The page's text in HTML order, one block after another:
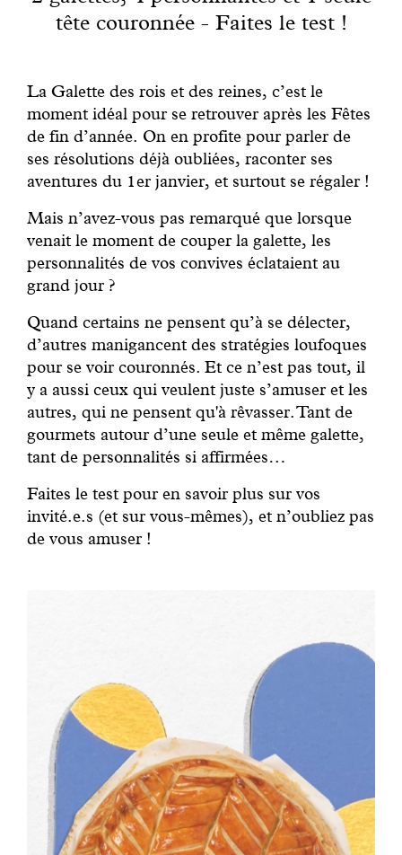
Engagé avec bon sens
Dandoy Family
Boutiques
Mon compte
E-Shop
tête couronnée - Faites le test !
La Galette des rois et des reines, c’est le
moment idéal pour se retrouver après les Fêtes
de fin d’année. On en profite pour parler de
ses résolutions déjà oubliées, raconter ses
aventures du 1er janvier, et surtout se régaler !
Mais n’avez-vous pas remarqué que lorsque
venait le moment de couper la galette, les
personnalités de vos convives éclataient au
grand jour ?
Quand certains ne pensent qu’à se délecter,
d’autres manigancent des stratégies loufoques
pour se voir couronnés. Et ce n’est pas tout, il
y a aussi ceux qui veulent juste s’amuser et les
autres, qui ne pensent qu'à rêvasser. Tant de
gourmets autour d’une seule et même galette,
tant de personnalités si affirmées…
Faites le test pour en savoir plus sur vos
invité.e.s (et sur vous-mêmes), et n’oubliez pas
de vous amuser !